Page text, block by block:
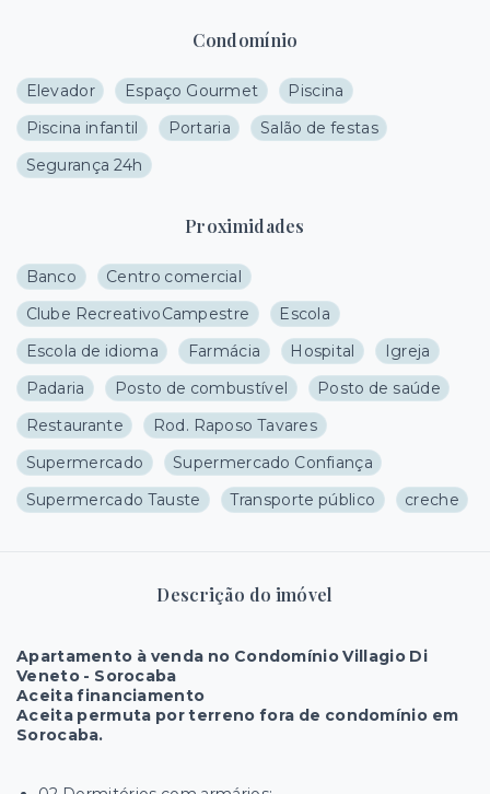
Condomínio
Elevador Espaço Gourmet
Piscina
Piscina infantil
Portaria
Salão de festas
Segurança 24h
Proximidades
Banco
Centro comercial
Clube RecreativoCampestre
Escola
Escola de idioma
Farmácia Hospital
Igreja
Padaria
Posto de combustível
Posto de saúde
Restaurante
Rod. Raposo Tavares
Supermercado
Supermercado Confiança
Supermercado Tauste
Transporte público creche
Descrição do imóvel
Apartamento à venda no Condomínio Villagio Di
Veneto - Sorocaba
Aceita financiamento
Aceita permuta por terreno fora de condomínio em
Sorocaba.